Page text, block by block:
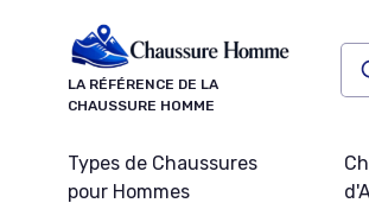
LA RÉFÉRENCE DE LA
CHAUSSURE HOMME
Types de Chaussures
pour Hommes